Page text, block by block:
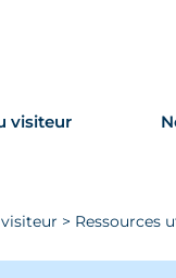
visiteur
> Ressources